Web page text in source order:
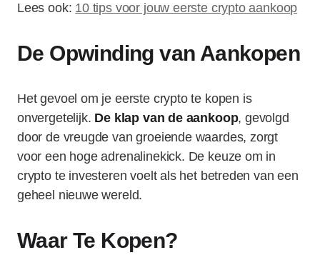
Lees ook: 10 tips voor jouw eerste crypto aankoop
De Opwinding van Aankopen
Het gevoel om je eerste crypto te kopen is
onvergetelijk. De klap van de aankoop, gevolgd
door de vreugde van groeiende waardes, zorgt
voor een hoge adrenalinekick. De keuze om in
crypto te investeren voelt als het betreden van een
geheel nieuwe wereld.
Waar Te Kopen?